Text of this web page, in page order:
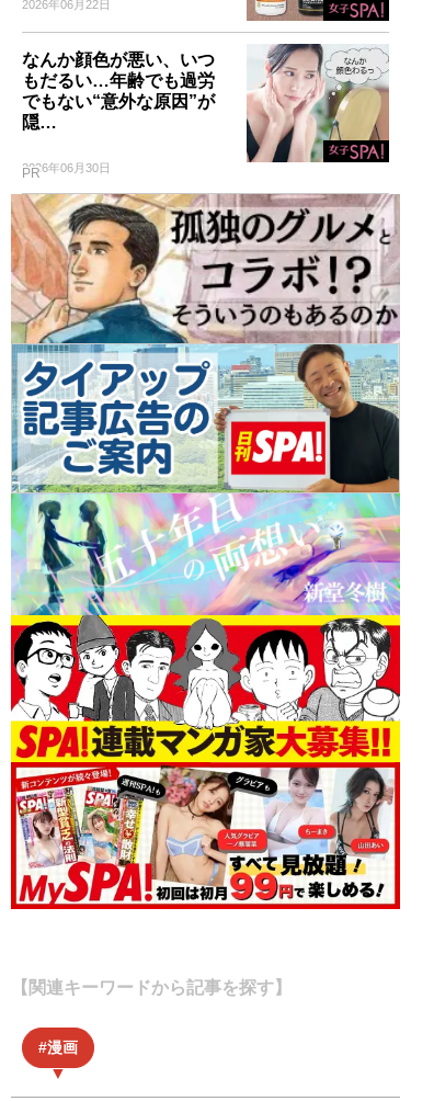
2026年06月22日
なんか顔色が悪い、いつ
もだるい…年齢でも過労
でもない“意外な原因”が
隠…
2026年06月30日
PR
【関連キーワードから記事を探す】
漫画